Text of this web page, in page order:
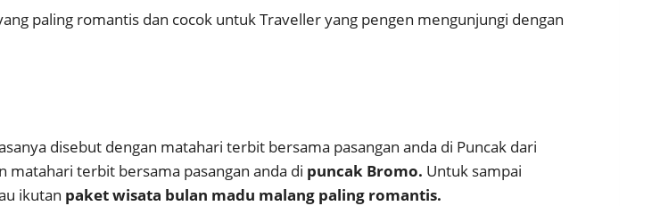
paling romantis dan cocok untuk Traveller yang pengen mengunjungi dengan
disebut dengan matahari terbit bersama pasangan anda di Puncak dari
matahari terbit bersama pasangan anda di puncak Bromo. Untuk sampai
ikutan paket wisata bulan madu malang paling romantis.